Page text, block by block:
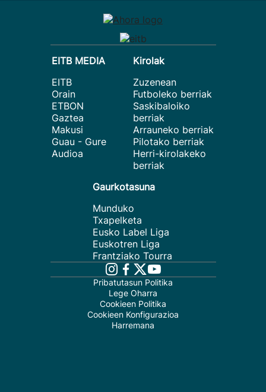
EITB MEDIA
EITB
Orain
ETBON
Gaztea
Makusi
Guau - Gure
Audioa
Kirolak
Zuzenean
Futboleko berriak
Saskibaloiko
berriak
Arrauneko berriak
Pilotako berriak
Herri-kirolakeko
berriak
Gaurkotasuna
Munduko
Txapelketa
Eusko Label Liga
Euskotren Liga
Frantziako Tourra
Pribatutasun Politika
Lege Oharra
Cookieen Politika
Cookieen Konfigurazioa
Harremana